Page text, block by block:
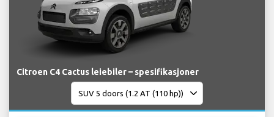
Citroen C4 Cactus leiebiler – spesifikasjoner